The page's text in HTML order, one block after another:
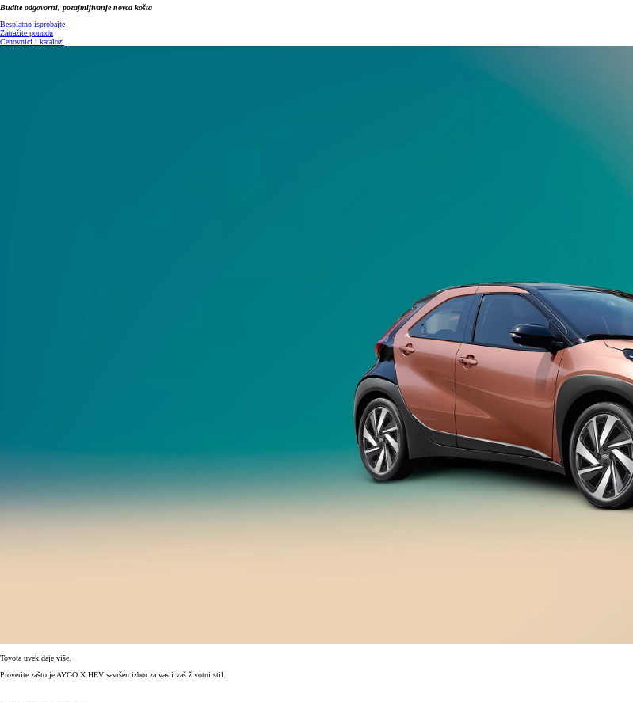
Budite odgovorni, pozajmljivanje novca košta
Besplatno isprobajte
Zatražite ponudu
Cenovnici i katalozi
Toyota uvek daje više.
Proverite zašto je AYGO X HEV savršen izbor za vas i vaš životni stil.